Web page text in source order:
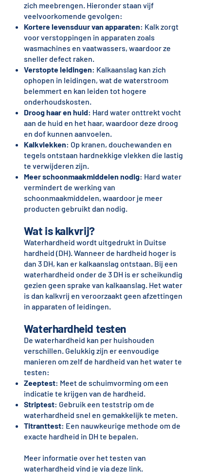
zich meebrengen. Hieronder staan vijf
veelvoorkomende gevolgen:
Kortere levensduur van apparaten: Kalk zorgt
voor verstoppingen in apparaten zoals
wasmachines en vaatwassers, waardoor ze
sneller defect raken.
Verstopte leidingen: Kalkaanslag kan zich
ophopen in leidingen, wat de waterstroom
belemmert en kan leiden tot hogere
onderhoudskosten.
Droog haar en huid: Hard water onttrekt vocht
aan de huid en het haar, waardoor deze droog
en dof kunnen aanvoelen.
Kalkvlekken: Op kranen, douchewanden en
tegels ontstaan hardnekkige vlekken die lastig
te verwijderen zijn.
Meer schoonmaakmiddelen nodig: Hard water
vermindert de werking van
schoonmaakmiddelen, waardoor je meer
producten gebruikt dan nodig.
Wat is kalkvrij?
Waterhardheid wordt uitgedrukt in Duitse
hardheid (DH). Wanneer de hardheid hoger is
dan 3 DH, kan er kalkaanslag ontstaan. Bij een
waterhardheid onder de 3 DH is er scheikundig
gezien geen sprake van kalkaanslag. Het water
is dan kalkvrij en veroorzaakt geen afzettingen
in apparaten of leidingen.
Waterhardheid testen
De waterhardheid kan per huishouden
verschillen. Gelukkig zijn er eenvoudige
manieren om zelf de hardheid van het water te
testen:
Zeeptest: Meet de schuimvorming om een
indicatie te krijgen van de hardheid.
Striptest: Gebruik een teststrip om de
waterhardheid snel en gemakkelijk te meten.
Titranttest: Een nauwkeurige methode om de
exacte hardheid in DH te bepalen.
Meer informatie over het testen van
waterhardheid vind je viadeze link.